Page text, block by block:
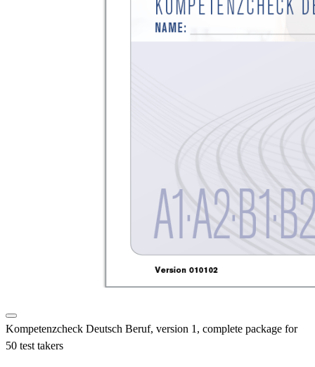
Kompetenzcheck Deutsch Beruf, version 1, complete package for
50 test takers